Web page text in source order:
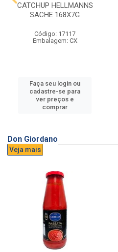
CATCHUP HELLMANNS
SACHE 168X7G
Código: 17117
Embalagem: CX
Faça seu login ou
cadastre-se para
ver preços e
comprar
Don Giordano
Veja mais